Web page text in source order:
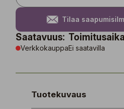
Tilaa
Saatavuus:
VerkkokauppaEi saatavilla
Tuotekuvaus